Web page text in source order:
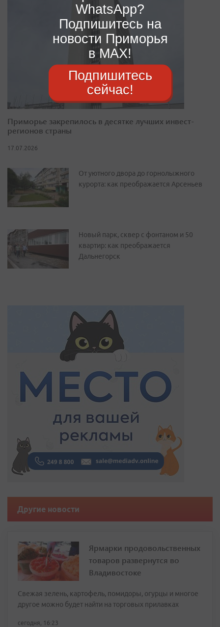
Приморье закрепилось в десятке лучших инвест-
регионов страны
17.07.2026
От уютного двора до горнолыжного
курорта: как преображается Арсеньев
Новый парк, сквер с фонтаном и 50
квартир: как преображается
Дальнегорск
Другие новости
Ярмарки продовольственных
товаров развернутся во
Владивостоке
Свежая зелень, картофель, помидоры, огурцы и многое
другое можно будет найти на торговых прилавках
сегодня, 16:23
WhatsApp?
Подпишитесь на
новости Приморья
в MAX!
Подпишитесь
сейчас!